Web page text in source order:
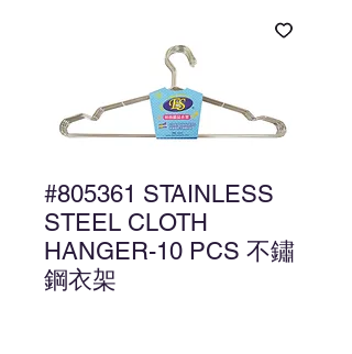
#805361 STAINLESS
STEEL CLOTH
HANGER-10 PCS 不鏽
鋼衣架